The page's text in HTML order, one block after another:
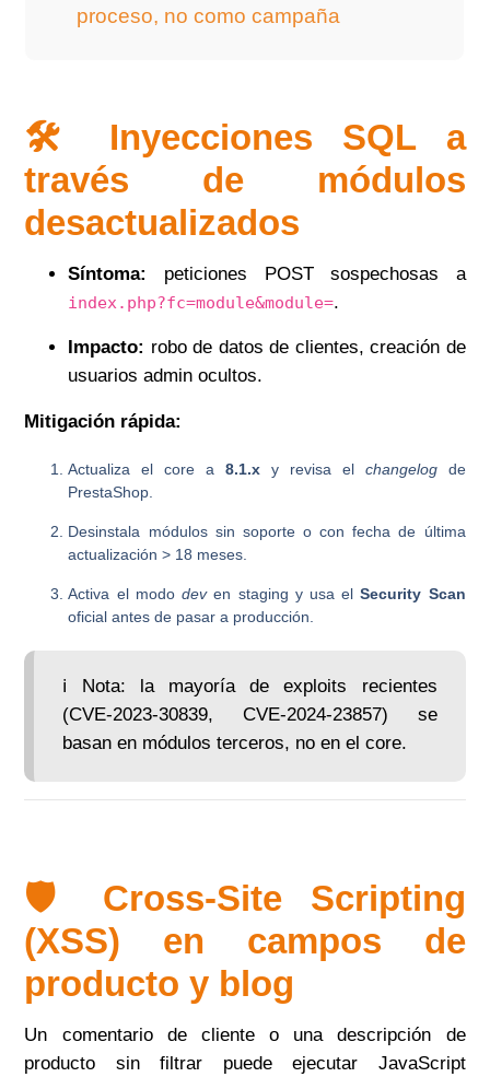
proceso, no como campaña
🛠️ Inyecciones SQL a
través de módulos
desactualizados
Síntoma: peticiones POST sospechosas a
index.php?fc=module&module=.
Impacto: robo de datos de clientes, creación de
usuarios admin ocultos.
Mitigación rápida:
Actualiza el core a8.1.x y revisa el changelogde
PrestaShop.
Desinstala módulos sin soporte o con fecha de última
actualización > 18 meses.
Activa el mododeven staging y usa elSecurity Scan
oficial antes de pasar a producción.
ℹ️ Nota: la mayoría de exploits recientes
(CVE‑2023‑30839, CVE‑2024‑23857) se
basan en módulos terceros, no en el core.
🛡️ Cross‑Site Scripting
(XSS) en campos de
producto y blog
Un comentario de cliente o una descripción de
producto sin filtrar puede ejecutar JavaScript